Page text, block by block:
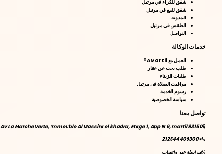
شقق للكراء في مرتيل
شقق للبيع في مرتيل
المدونة
الطقس في مرتيل
التواصل
خدمات الوكالة
العمل مع AMartil®
طلب بحث عن عقار
طلبات الزبناء
مواقيت الصلاة في مرتيل
رسوم الخدمة
سياسة الخصوصية
تواصل معنا
Av La Marche Verte, Immeuble Al Massira el khadra, Etage 1, App N 6, martil 93150
+212644409300
مراسلة عبر واتساب